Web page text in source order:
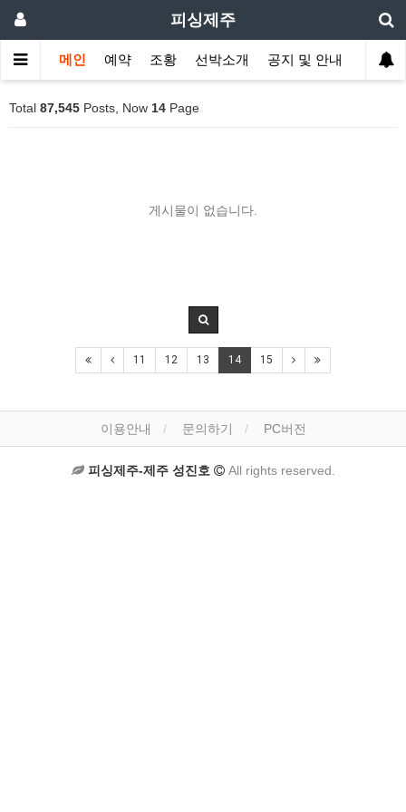
피싱제주
메인 예약 조황 선박소개 공지 및 안내
Total 87,545 Posts, Now 14 Page
게시물이 없습니다.
11 12 13 14 15
이용안내 문의하기 PC버전
피싱제주-제주 성진호 All rights reserved.